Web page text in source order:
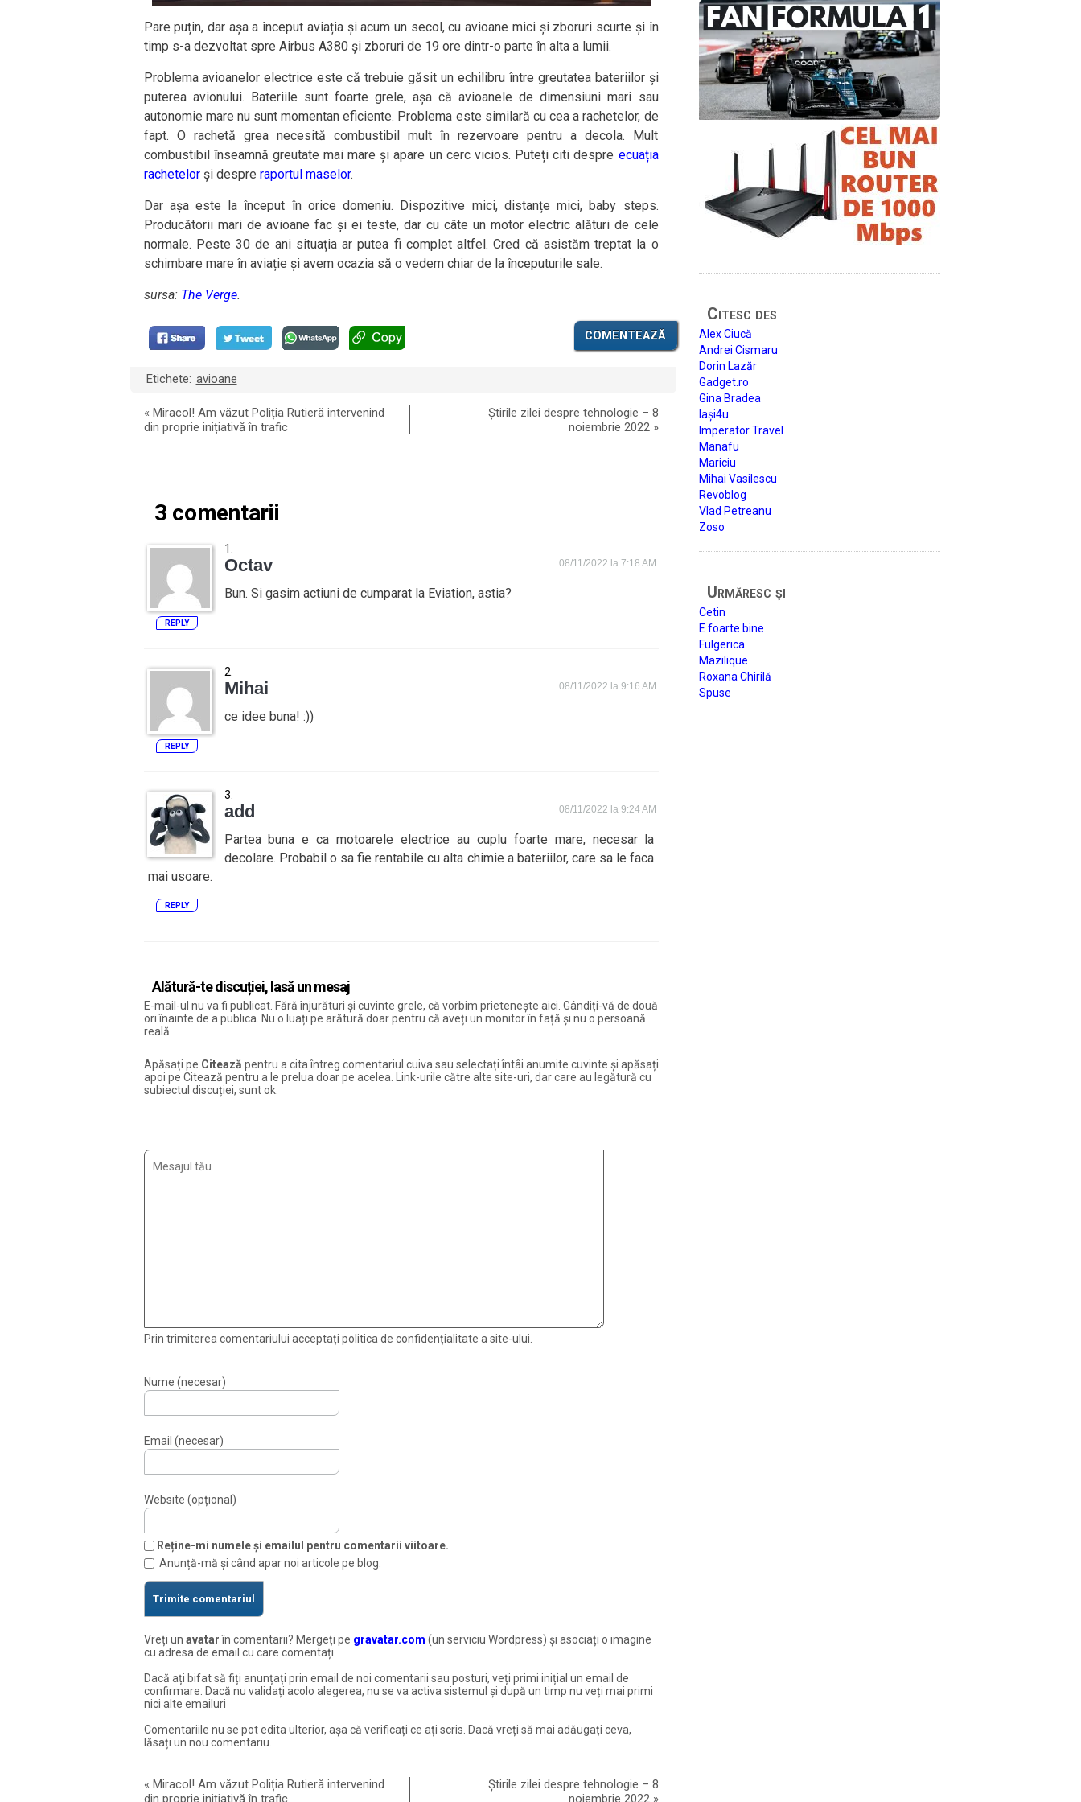
Pare puțin, dar așa a început aviația și acum un secol, cu avioane mici și zboruri scurte și în
timp s-a dezvoltat spre Airbus A380 și zboruri de 19 ore dintr-o parte în alta a lumii.
Problema avioanelor electrice este că trebuie găsit un echilibru între greutatea bateriilor și
puterea avionului. Bateriile sunt foarte grele, așa că avioanele de dimensiuni mari sau
autonomie mare nu sunt momentan eficiente. Problema este similară cu cea a rachetelor, de
fapt. O rachetă grea necesită combustibil mult în rezervoare pentru a decola. Mult
combustibil înseamnă greutate mai mare și apare un cerc vicios. Puteți citi despre ecuația
rachetelorși despre raportul maselor.
Dar așa este la început în orice domeniu. Dispozitive mici, distanțe mici, baby steps.
Producătorii mari de avioane fac și ei teste, dar cu câte un motor electric alături de cele
normale. Peste 30 de ani situația ar putea fi complet altfel. Cred că asistăm treptat la o
schimbare mare în aviație și avem ocazia să o vedem chiar de la începuturile sale.
sursa: The Verge.
COMENTEAZĂ
Etichete: avioane
« Miracol! Am văzut Poliția Rutieră intervenind
din proprie inițiativă în trafic
Știrile zilei despre tehnologie – 8
noiembrie 2022»
3 comentarii
Octav 08/11/2022 la 7:18 AM
Bun. Si gasim actiuni de cumparat la Eviation, astia?
REPLY
Mihai 08/11/2022 la 9:16 AM
ce idee buna! :))
REPLY
add 08/11/2022 la 9:24 AM
Partea buna e ca motoarele electrice au cuplu foarte mare, necesar la
decolare. Probabil o sa fie rentabile cu alta chimie a bateriilor, care sa le faca
mai usoare.
REPLY
Alătură-te discuției, lasă un mesaj
E-mail-ul nu va fi publicat. Fără înjurături și cuvinte grele, că vorbim prietenește aici. Gândiți-vă de două
ori înainte de a publica. Nu o luați pe arătură doar pentru că aveți un monitor în față și nu o persoană
reală.
Apăsați pe Citează pentru a cita întreg comentariul cuiva sau selectați întâi anumite cuvinte și apăsați
apoi pe Citează pentru a le prelua doar pe acelea. Link-urile către alte site-uri, dar care au legătură cu
subiectul discuției, sunt ok.
Prin trimiterea comentariului acceptați politica de confidențialitate a site-ului.
Nume (necesar)
Email (necesar)
Website (opțional)
Reține-mi numele și emailul pentru comentarii viitoare.
Anunță-mă și când apar noi articole pe blog.
Vreți un avatarîn comentarii? Mergeți pe gravatar.com (un serviciu Wordpress) și asociați o imagine
cu adresa de email cu care comentați.
Dacă ați bifat să fiți anunțați prin email de noi comentarii sau posturi, veți primi inițial un email de
confirmare. Dacă nu validați acolo alegerea, nu se va activa sistemul și după un timp nu veți mai primi
nici alte emailuri
Comentariile nu se pot edita ulterior, așa că verificați ce ați scris. Dacă vreți să mai adăugați ceva,
lăsați un nou comentariu.
« Miracol! Am văzut Poliția Rutieră intervenind
din proprie inițiativă în trafic
Știrile zilei despre tehnologie – 8
noiembrie 2022 »
Citesc des
Alex Ciucă
Andrei Cismaru
Dorin Lazăr
Gadget.ro
Gina Bradea
Iași4u
Imperator Travel
Manafu
Mariciu
Mihai Vasilescu
Revoblog
Vlad Petreanu
Zoso
Urmăresc şi
Cetin
E foarte bine
Fulgerica
Mazilique
Roxana Chirilă
Spuse